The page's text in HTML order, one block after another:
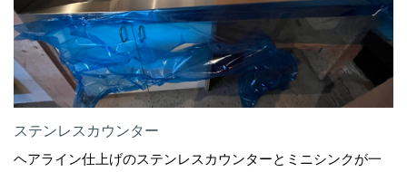
ステンレスカウンター
ヘアライン仕上げのステンレスカウンターとミニシンクが一